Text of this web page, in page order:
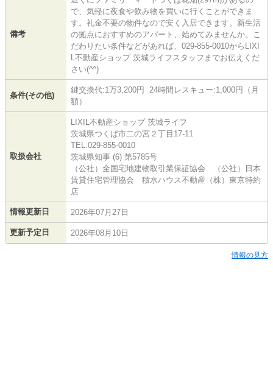
備考
で、気軽に夜食や飲み物を買いに行くことができま
す。礼金不要の物件なので安く入居できます。新生活
の拠点におすすめのアパート、始めてみませんか。こ
だわりたい条件などがあれば、029-855-0010からLIXI
L不動産ショップ 茨城ライフスタッフまでお伝えくだ
さい(^^)
条件(その他)
鍵交換代:1万3,200円 24時間レスキュー:1,000円（月
額）
取扱会社
LIXIL不動産ショップ 茨城ライフ
茨城県つくば市二の宮２丁目17-11
TEL:029-855-0010
茨城県知事 (6) 第5785号
（公社）全国宅地建物取引業保証協会 （公社）日本
賃貸住宅管理協会 積水ハウス不動産（株）東京特約
店
情報更新日 2026年07月27日
更新予定日 2026年08月10日
情報の見方